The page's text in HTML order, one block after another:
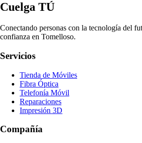
Cuelga TÚ
Conectando personas con la tecnología del
confianza en Tomelloso.
Servicios
Tienda de Móviles
Fibra Óptica
Telefonía Móvil
Reparaciones
Impresión 3D
Compañía